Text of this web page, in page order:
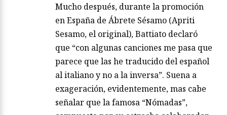
Mucho después, durante la promoción
en España de Ábrete Sésamo (Apriti
Sesamo, el original), Battiato declaró
que “con algunas canciones me pasa que
parece que las he traducido del español
al italiano y no a la inversa”. Suena a
exageración, evidentemente, mas cabe
señalar que la famosa “Nómadas”,